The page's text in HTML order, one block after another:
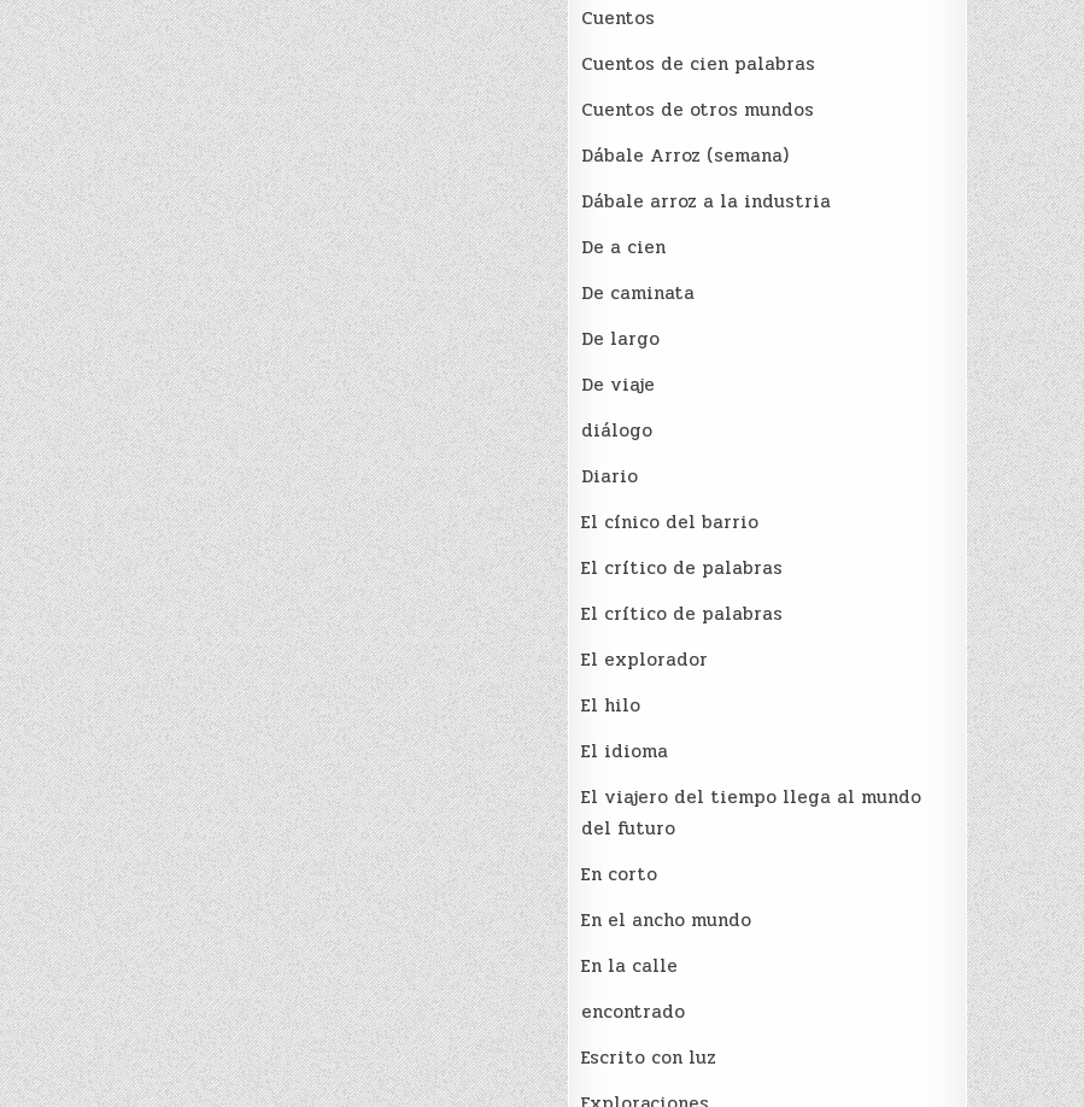
Cuentos
Cuentos de cien palabras
Cuentos de otros mundos
Dábale Arroz (semana)
Dábale arroz a la industria
De a cien
De caminata
De largo
De viaje
diálogo
Diario
El cínico del barrio
El crí­tico de palabras
El crí­tico de palabras
El explorador
El hilo
El idioma
El viajero del tiempo llega al mundo
del futuro
En corto
En el ancho mundo
En la calle
encontrado
Escrito con luz